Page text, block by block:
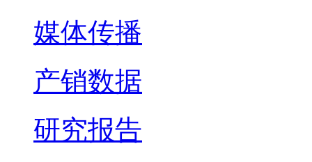
媒体传播
产销数据
研究报告